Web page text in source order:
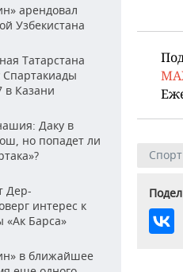
арендовал
Узбекистана
Татарстана
Спартакиады
в Казани
Даку в
но попадет ли
Дер-
интерес к
«Ак Барса»
в ближайшее
Спорт